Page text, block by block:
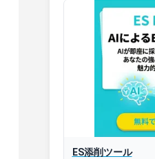
ES添削ツール